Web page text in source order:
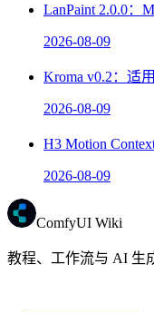
LanPaint 2.0.0：
2026-08-09
Kroma v0.2：适
2026-08-09
H3 Motion
2026-08-09
ComfyUI Wiki
教程、工作流与 AI 生